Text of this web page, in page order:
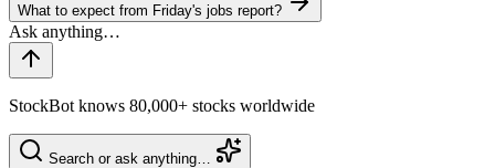
What to expect from Friday's jobs report?
StockBot knows 80,000+ stocks worldwide
Search or ask anything…